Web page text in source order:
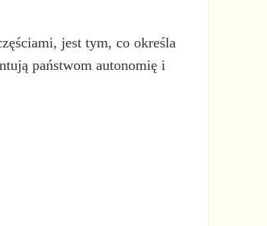
jest tym, co określa
państwom autonomię i